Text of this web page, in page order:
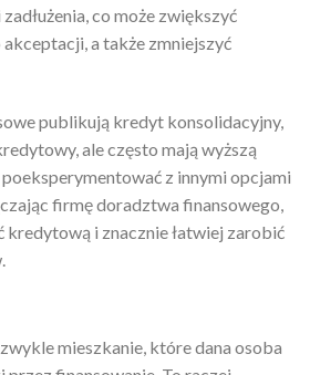
co może zwiększyć
a także zmniejszyć
publikują kredyt konsolidacyjny,
ale często mają wyższą
z innymi opcjami
firmę doradztwa finansowego,
kredytową i znacznie łatwiej zarobić
mieszkanie, które dana osoba